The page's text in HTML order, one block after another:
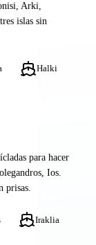
Arki,
islas sin
Halki
para hacer
Ios.
prisas.
Iraklia